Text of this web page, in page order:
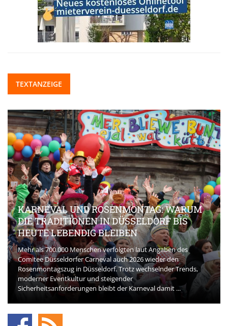
TEXTANZEIGE
KARNEVAL UND ROSENMONTAG: WARUM
DIE TRADITIONEN IN DÜSSELDORF BIS
HEUTE LEBENDIG BLEIBEN
Mehr als 700.000 Menschen verfolgten laut Angaben des
Comitee Düsseldorfer Carneval auch 2026 wieder den
Rosenmontagszug in Düsseldorf. Trotz wechselnder Trends,
moderner Eventkultur und steigender
Sicherheitsanforderungen bleibt der Karneval damit ...